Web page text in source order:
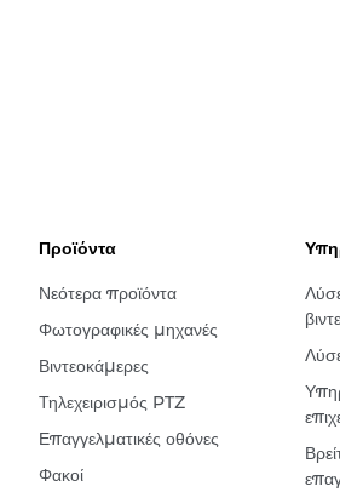
Προϊόντα
Νεότερα προϊόντα
Φωτογραφικές μηχανές
Βιντεοκάμερες
Τηλεχειρισμός PTZ
Επαγγελματικές οθόνες
Φακοί